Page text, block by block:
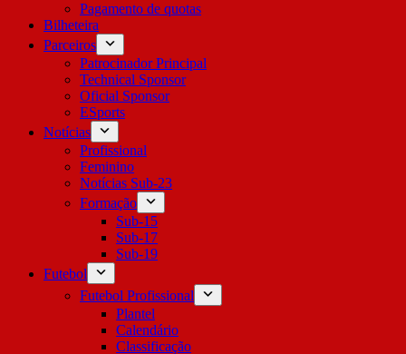
Pagamento de quotas
Bilheteira
Parceiros
Patrocinador Principal
Technical Sponsor
Oficial Sponsor
ESports
Notícias
Profissional
Feminino
Notícias Sub-23
Formação
Sub-15
Sub-17
Sub-19
Futebol
Futebol Profissional
Plantel
Calendário
Classificação